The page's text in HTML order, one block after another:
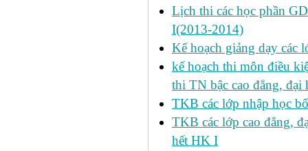
Lịch thi các học phần
I(2013-2014)
Kế hoạch giảng dạy các
kế hoạch thi môn điều
thi TN bậc cao đẳng, đại
TKB các lớp nhập học
TKB các lớp cao đẳng,
hết HK I